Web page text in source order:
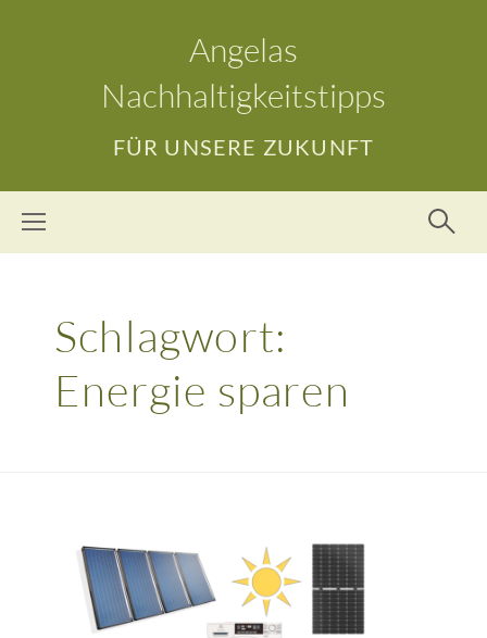
Angelas
Nachhaltigkeitstipps
FÜR UNSERE ZUKUNFT
Schlagwort:
Energie sparen